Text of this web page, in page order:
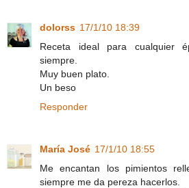
dolorss 17/1/10 18:39
Receta ideal para cualquier
siempre.
Muy buen plato.
Un beso
Responder
María José 17/1/10 18:55
Me encantan los pimientos
siempre me da pereza hacerlos.